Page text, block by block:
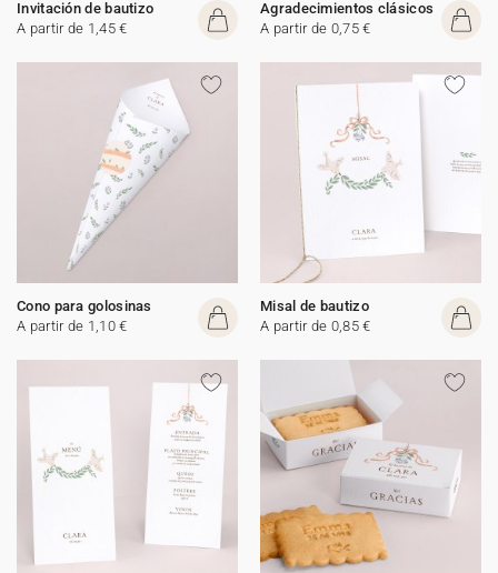
Invitación de bautizo
A partir de 1,45 €
Agradecimientos clásicos
A partir de 0,75 €
Cono para golosinas
A partir de 1,10 €
Misal de bautizo
A partir de 0,85 €